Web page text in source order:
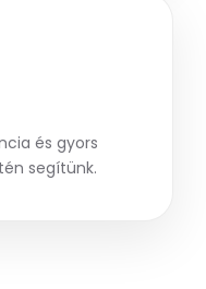
és gyors
segítünk.